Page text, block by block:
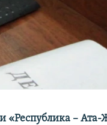
«Республика – Ата-